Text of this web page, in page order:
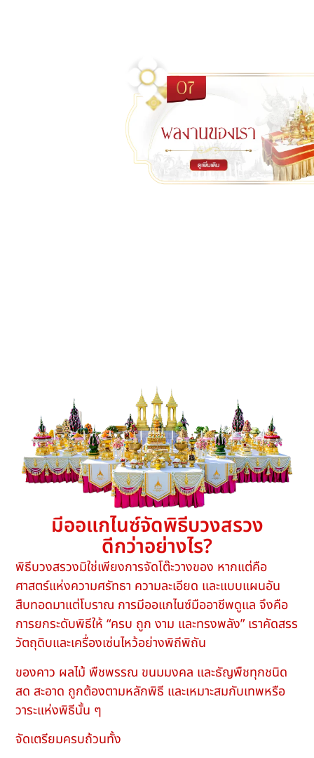
มีออแกไนซ์จัดพิธีบวงสรวง
ดีกว่าอย่างไร?
พิธีบวงสรวงมิใช่เพียงการจัดโต๊ะวางของ หากแต่คือ
ศาสตร์แห่งความศรัทธา ความละเอียด และแบบแผนอัน
สืบทอดมาแต่โบราณ การมีออแกไนซ์มืออาชีพดูแล จึงคือ
การยกระดับพิธีให้ “ครบ ถูก งาม และทรงพลัง” เราคัดสรร
วัตถุดิบและเครื่องเซ่นไหว้อย่างพิถีพิถัน
ของคาว ผลไม้ พืชพรรณ ขนมมงคล และธัญพืชทุกชนิด
สด สะอาด ถูกต้องตามหลักพิธี และเหมาะสมกับเทพหรือ
วาระแห่งพิธีนั้น ๆ
จัดเตรียมครบถ้วนทั้ง